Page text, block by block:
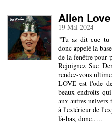
Alien Love
19 Mai 2024
"Tu as dit que tu
donc appelé la
de la fenêtre pour
Rejoignez Sue
rendez-vous
LOVE est l'ode
beaux endroits
aux autres
à l'extérieur de
là-bas, donc…..